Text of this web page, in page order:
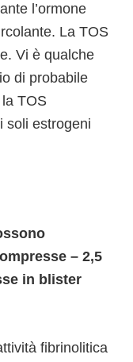
l’ormone
La TOS
Vi è qualche
di probabile
TOS
soli estrogeni
– 2,5
in blister
fibrinolitica